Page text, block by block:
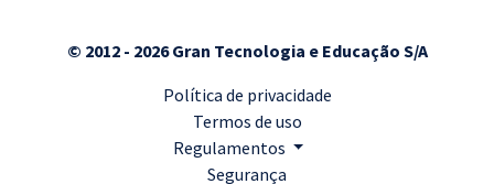
© 2012 - 2026 Gran Tecnologia e Educação S/A
Política de privacidade
Termos de uso
Regulamentos
Segurança